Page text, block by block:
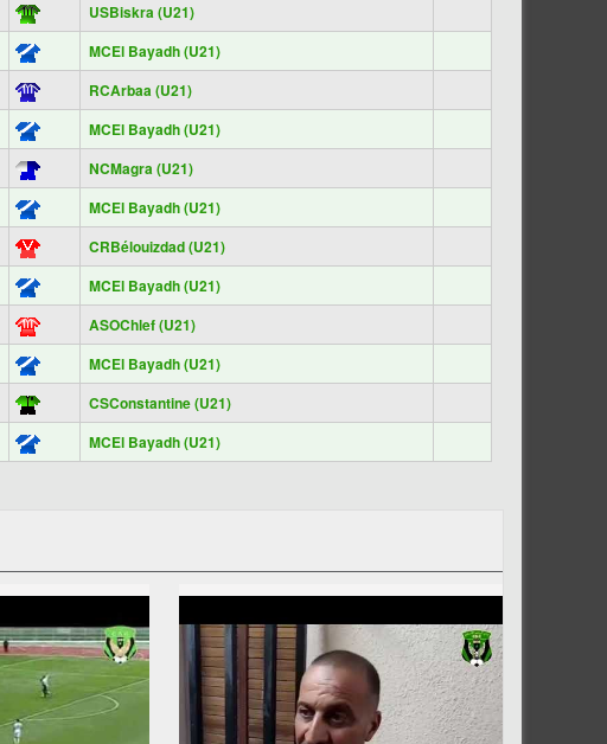
USBiskra (U21)
MCEl Bayadh (U21)
RCArbaa (U21)
MCEl Bayadh (U21)
NCMagra (U21)
MCEl Bayadh (U21)
CRBélouizdad (U21)
MCEl Bayadh (U21)
ASOChlef (U21)
MCEl Bayadh (U21)
CSConstantine (U21)
MCEl Bayadh (U21)